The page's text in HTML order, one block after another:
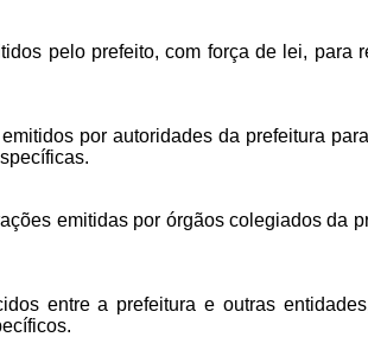
pelo prefeito, com força de lei,
por autoridades da prefeitura
emitidas por órgãos colegiados da
entre a prefeitura e outras